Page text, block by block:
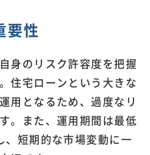
要性
身のリスク許容度を把握
住宅ローンという大きな
用となるため、過度なリ
。また、運用期間は最低
、短期的な市場変動に一